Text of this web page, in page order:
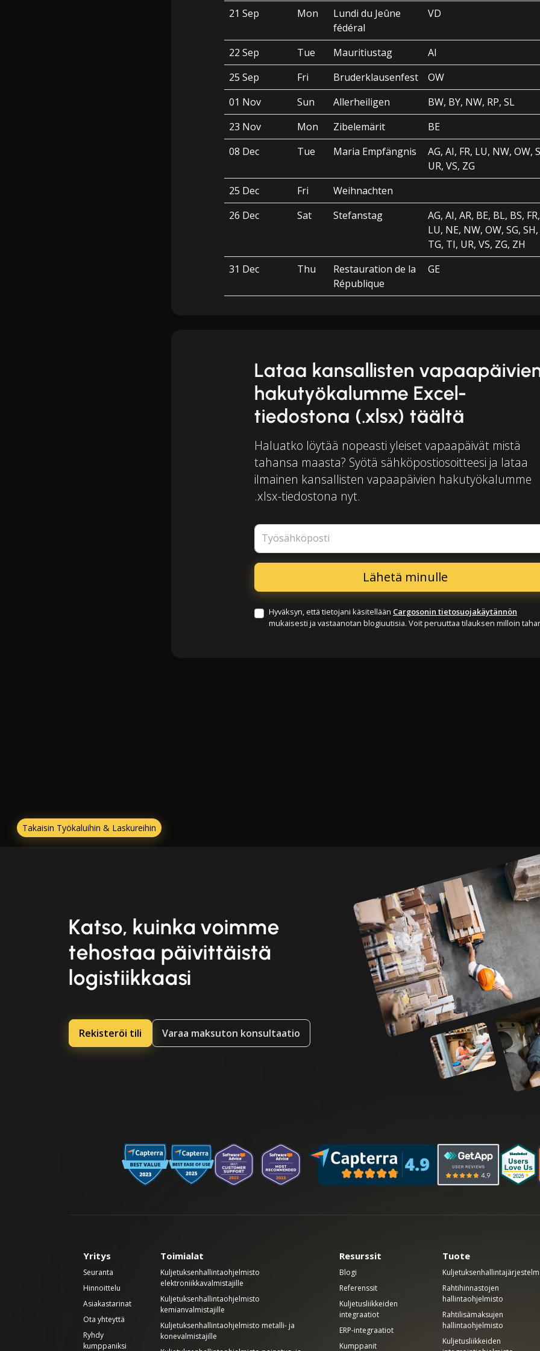
21 Sep
Mon
Lundi du Jeûne
fédéral
VD
22 Sep Tue Mauritiustag
AI
25 Sep
Fri Bruderklausenfest
OW
01 Nov
Sun Allerheiligen
BW, BY, NW, RP, SL
23 Nov
Mon Zibelemärit
BE
08 Dec
Tue Maria Empfängnis
AG, AI, FR, LU, NW, OW,
UR, VS, ZG
25 Dec
Fri
Weihnachten
26 Dec
Sat Stefanstag
AG, AI, AR, BE, BL, BS,
LU, NE, NW, OW, SG,
TG, TI, UR, VS, ZG, ZH
31 Dec
Thu
Restauration de la
République
GE
Lataa kansallisten
hakutyökalumme Excel-
tiedostona (.xlsx) täältä
Haluatko löytää nopeasti yleiset vapaapäivät mistä
tahansa maasta? Syötä sähköpostiosoitteesi ja lataa
ilmainen kansallisten vapaapäivien hakutyökalumme
.xlsx-tiedostona nyt.
Työsähköposti
Hyväksyn, että tietojani käsitellään Cargosonin tietosuojakäytännön
mukaisesti ja vastaanotan blogiuutisia. Voit peruuttaa tilauksen milloin
Takaisin Työkaluihin & Laskureihin
Katso, kuinka voimme
tehostaa päivittäistä
logistiikkaasi
Rekisteröi tili Varaa maksuton konsultaatio
Yritys
Seuranta
Hinnoittelu
Asiakastarinat
Ota yhteyttä
Ryhdy
kumppaniksi
Toimialat
Kuljetuksenhallintaohjelmisto
elektroniikkavalmistajille
Kuljetuksenhallintaohjelmisto
kemianvalmistajille
Kuljetuksenhallintaohjelmisto metalli- ja
konevalmistajille
Resurssit
Blogi
Referenssit
Kuljetusliikkeiden
integraatiot
ERP-integraatiot
Kumppanit
Tuote
Rahtihinnastojen
hallintaohjelmisto
Rahtilisämaksujen
hallintaohjelmisto
Kuljetusliikkeiden